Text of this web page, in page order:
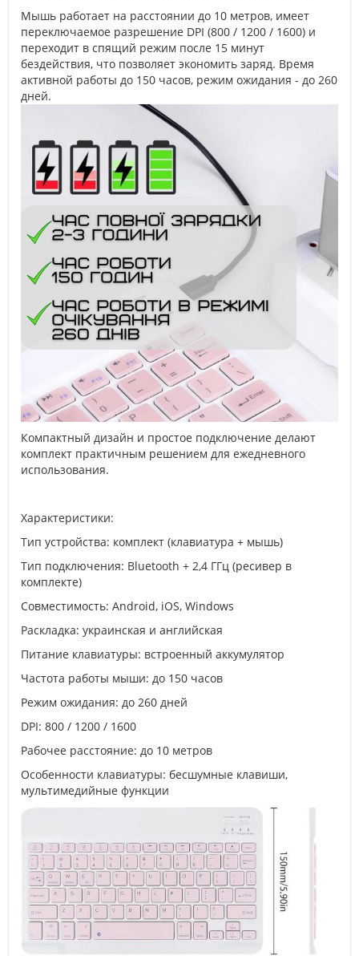
Мышь работает на расстоянии до 10 метров, имеет
переключаемое разрешение DPI (800 / 1200 / 1600) и
переходит в спящий режим после 15 минут
бездействия, что позволяет экономить заряд. Время
активной работы до 150 часов, режим ожидания - до 260
дней.
Компактный дизайн и простое подключение делают
комплект практичным решением для ежедневного
использования.
Характеристики:
Тип устройства: комплект (клавиатура + мышь)
Тип подключения: Bluetooth + 2,4 ГГц (ресивер в
комплекте)
Совместимость: Android, iOS, Windows
Раскладка: украинская и английская
Питание клавиатуры: встроенный аккумулятор
Частота работы мыши: до 150 часов
Режим ожидания: до 260 дней
DPI: 800 / 1200 / 1600
Рабочее расстояние: до 10 метров
Особенности клавиатуры: бесшумные клавиши,
мультимедийные функции